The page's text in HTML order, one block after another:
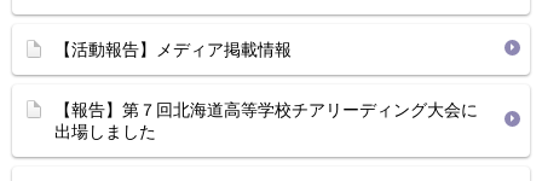
【活動報告】メディア掲載情報
【報告】第７回北海道高等学校チアリーディング大会に
出場しました